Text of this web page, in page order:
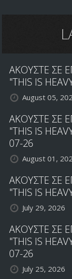
ΑΚΟΥΣΤΕ ΣΕ
"THIS IS
August 05,
ΑΚΟΥΣΤΕ ΣΕ
"THIS IS
07-26
August 01,
ΑΚΟΥΣΤΕ ΣΕ
"THIS IS
July 29, 2026
ΑΚΟΥΣΤΕ ΣΕ
"THIS IS
07-26
July 25, 2026